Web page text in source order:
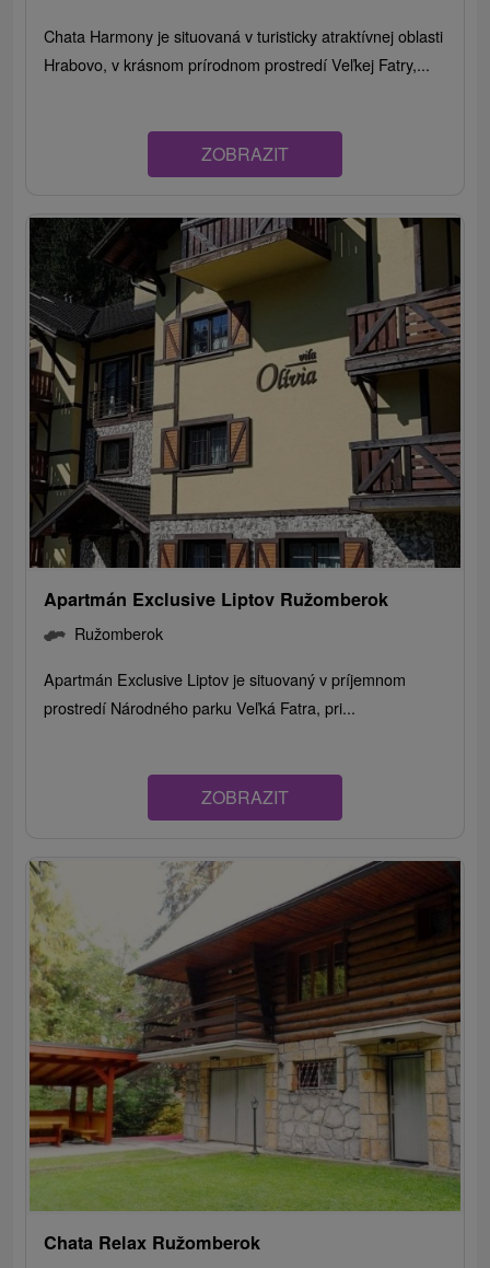
Chata Harmony je situovaná v turisticky atraktívnej oblasti
Hrabovo, v krásnom prírodnom prostredí Veľkej Fatry,...
ZOBRAZIT
Apartmán Exclusive Liptov Ružomberok
Ružomberok
Apartmán Exclusive Liptov je situovaný v príjemnom
prostredí Národného parku Veľká Fatra, pri...
ZOBRAZIT
Chata Relax Ružomberok